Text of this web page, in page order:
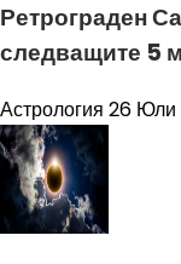
Ретрограден
следващите 5
Астрология 26 Юли